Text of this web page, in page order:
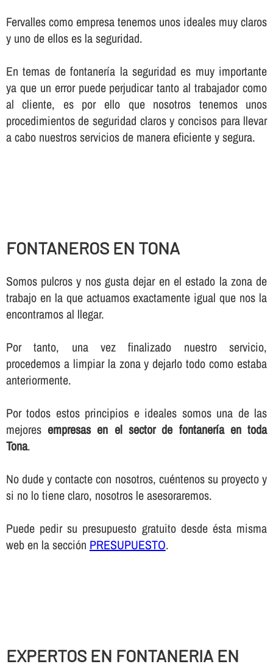
Fervalles como empresa tenemos unos ideales muy claros
y uno de ellos es la seguridad.
En temas de fontanerí­a la seguridad es muy importante
ya que un error puede perjudicar tanto al trabajador como
al cliente, es por ello que nosotros tenemos unos
procedimientos de seguridad claros y concisos para llevar
a cabo nuestros servicios de manera eficiente y segura.
FONTANEROS EN TONA
Somos pulcros y nos gusta dejar en el estado la zona de
trabajo en la que actuamos exactamente igual que nos la
encontramos al llegar.
Por tanto, una vez finalizado nuestro servicio,
procedemos a limpiar la zona y dejarlo todo como estaba
anteriormente.
Por todos estos principios e ideales somos una de las
mejoresempresas en el sector de fontanerí­a en toda
Tona.
No dude y contacte con nosotros, cuéntenos su proyecto y
si no lo tiene claro, nosotros le asesoraremos.
Puede pedir su presupuesto gratuito desde ésta misma
web en la sección PRESUPUESTO.
EXPERTOS EN FONTANERIA EN